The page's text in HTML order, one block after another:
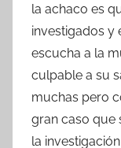
la achaco es
investigados y
escucha a la
culpable a su
muchas pero
gran caso que
la